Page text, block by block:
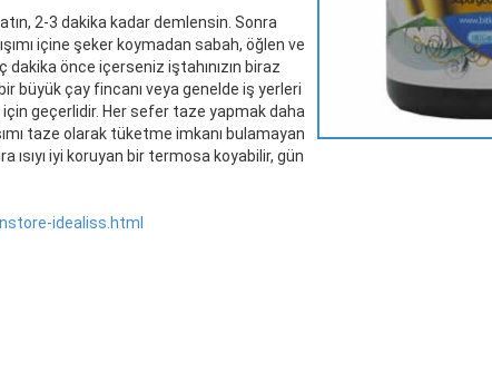
2-3 dakika kadar demlensin. Sonra
içine şeker koymadan sabah, öğlen ve
önce içerseniz iştahınızın biraz
büyük çay fincanı veya genelde iş yerleri
geçerlidir. Her sefer taze yapmak daha
taze olarak tüketme imkanı bulamayan
ısıyı iyi koruyan bir termosa koyabilir, gün
idealiss.html